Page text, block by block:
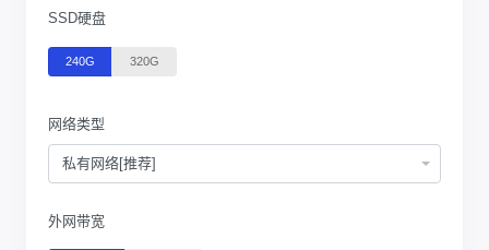
SSD硬盘
240G 320G
网络类型
私有网络[推荐]
外网带宽